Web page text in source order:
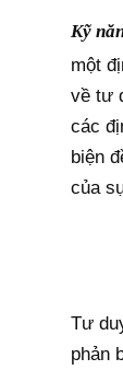
Kỹ
một
về tư
các
biện
của
Tư
phản